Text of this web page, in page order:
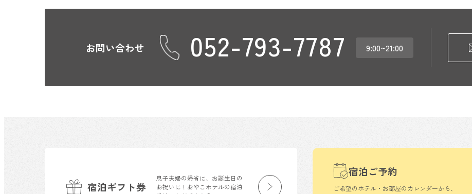
お問い合わせ 052-793-7787 9:00~21:00
宿泊ギフト券
息子夫婦の帰省に、お誕生日の
お祝いに！おやこホテルの宿泊
宿泊ご予約
ご希望のホテル・お部屋のカレンダーから、